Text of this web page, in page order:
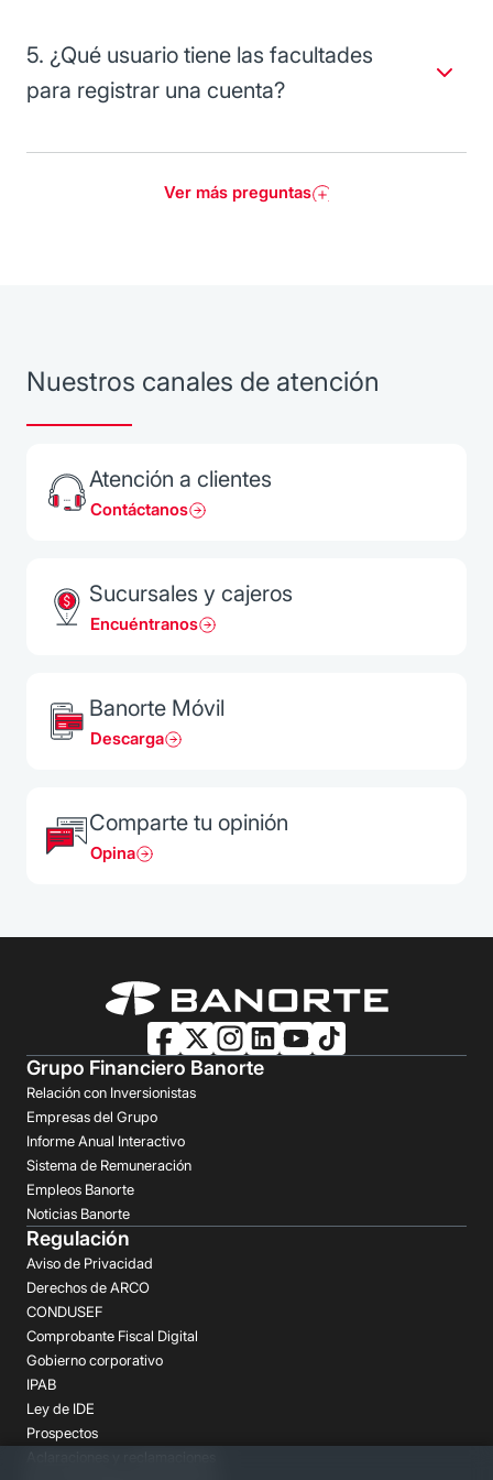
5. ¿Qué usuario tiene las facultades
para registrar una cuenta?
administrador o por algún otro usuario que se defina.
Ver más preguntas
Nuestros canales de atención
Atención a clientes
Contáctanos
Sucursales y cajeros
Encuéntranos
Banorte Móvil
Descarga
Comparte tu opinión
Opina
Grupo Financiero Banorte
Relación con Inversionistas
Empresas del Grupo
Informe Anual Interactivo
Sistema de Remuneración
Empleos Banorte
Noticias Banorte
Regulación
Aviso de Privacidad
Derechos de ARCO
CONDUSEF
Comprobante Fiscal Digital
Gobierno corporativo
IPAB
Ley de IDE
Prospectos